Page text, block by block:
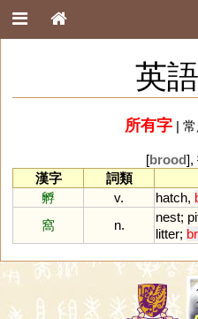
英
所有字|
[brood],
漢字
詞類
孵
v. hatch,
窩
n.
nest;
litter;